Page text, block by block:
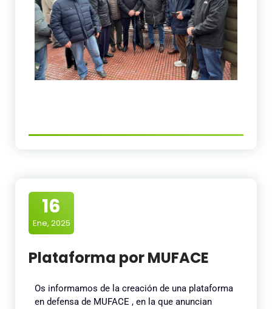
16
Ene, 2025
Plataforma por MUFACE
Os informamos de la creación de una plataforma
en defensa de MUFACE , en la que anuncian